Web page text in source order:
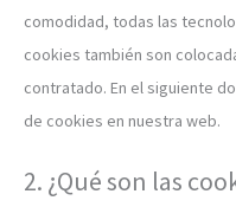
comodidad, todas las
cookies también son
contratado. En el siguiente
de cookies en nuestra web.
2. ¿Qué son las